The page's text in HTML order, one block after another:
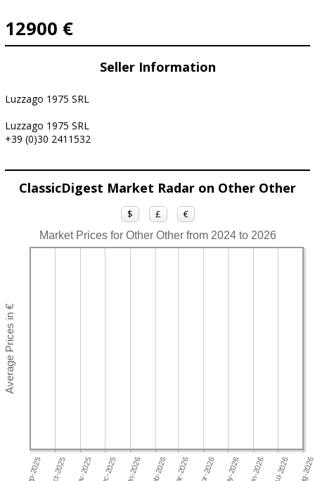
12900 €
Seller Information
Luzzago 1975 SRL
Luzzago 1975 SRL
+39 (0)30 2411532
ClassicDigest Market Radar on Other Other
$ £ €
Market Prices for Other Other from 2024 to 2026